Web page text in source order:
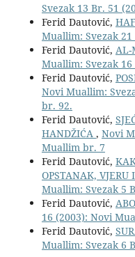
Svezak 13 Br. 51
Ferid Dautović,
Muallim: Svezak
Ferid Dautović, AL-
Muallim: Svezak
Ferid Dautović,
Novi Muallim:
br. 92.
Ferid Dautović,
HANDŽIĆA , Novi
Muallim br. 7
Ferid Dautović,
OPSTANAK,
Muallim: Svezak 5
Ferid Dautović,
16 (2003): Novi
Ferid Dautović,
Muallim: Svezak 6